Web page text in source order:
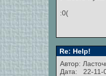
:0(
Re: Help!
Автор:
Дата: 22-11-